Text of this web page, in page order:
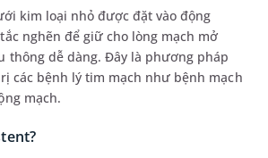
kim loại nhỏ được đặt vào động
nghẽn để giữ cho lòng mạch mở
thông dễ dàng. Đây là phương pháp
các bệnh lý tim mạch như bệnh mạch
mạch.